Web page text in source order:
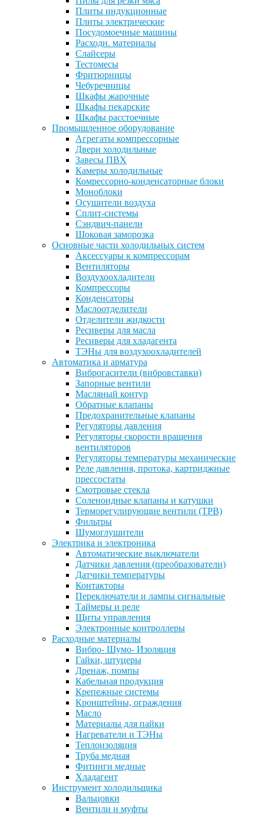
Плиты индукционные
Плиты электрические
Посудомоечные машины
Расходн. материалы
Слайсеры
Тестомесы
Фритюрницы
Чебуречницы
Шкафы жарочные
Шкафы пекарские
Шкафы расстоечные
Промышленное оборудование
Агрегаты компрессорные
Двери холодильные
Завесы ПВХ
Камеры холодильные
Комрессорно-конденсаторные блоки
Моноблоки
Осушители воздуха
Сплит-системы
Сэндвич-панели
Шоковая заморозка
Основные части холодильных систем
Аксессуары к компрессорам
Вентиляторы
Воздухоохладители
Компрессоры
Конденсаторы
Маслоотделители
Отделители жидкости
Ресиверы для масла
Ресиверы для хладагента
ТЭНы для воздухоохладителей
Автоматика и арматура
Виброгасители (вибровставки)
Запорные вентили
Масляный контур
Обратные клапаны
Предохранительные клапаны
Регуляторы давления
Регуляторы скорости вращения
вентиляторов
Регуляторы температуры механические
Реле давления, протока, картриджные
прессостаты
Смотровые стекла
Соленоидные клапаны и катушки
Терморегулирующие вентили (ТРВ)
Фильтры
Шумоглушители
Электрика и электроника
Автоматические выключатели
Датчики давления (преобразователи)
Датчики температуры
Контакторы
Переключатели и лампы сигнальные
Таймеры и реле
Щиты управления
Электронные контроллеры
Расходные материалы
Вибро- Шумо- Изоляция
Гайки, штуцеры
Дренаж, помпы
Кабельная продукция
Крепежные системы
Кронштейны, ограждения
Масло
Материалы для пайки
Нагреватели и ТЭНы
Теплоизоляция
Труба медная
Фитинги медные
Хладагент
Инструмент холодильщика
Вальцовки
Вентили и муфты